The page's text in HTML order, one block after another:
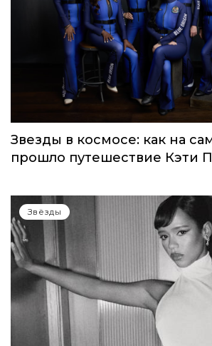
Звезды в космосе: как на
прошло путешествие Кэти
Звёзды